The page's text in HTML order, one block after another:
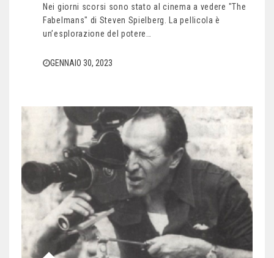
Nei giorni scorsi sono stato al cinema a vedere "The
Fabelmans" di Steven Spielberg. La pellicola è
un’esplorazione del potere…
GENNAIO 30, 2023